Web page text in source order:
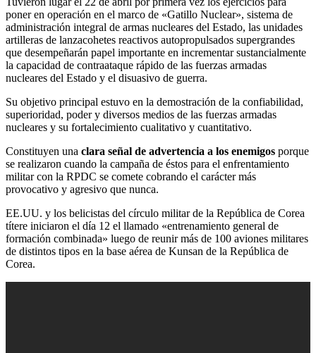
poner en operación en el marco de «Gatillo Nuclear», sistema de
administración integral de armas nucleares del Estado, las unidades
artilleras de lanzacohetes reactivos autopropulsados supergrandes
que desempeñarán papel importante en incrementar sustancialmente
la capacidad de contraataque rápido de las fuerzas armadas
nucleares del Estado y el disuasivo de guerra.
Su objetivo principal estuvo en la demostración de la confiabilidad,
superioridad, poder y diversos medios de las fuerzas armadas
nucleares y su fortalecimiento cualitativo y cuantitativo.
Constituyen una clara señal de advertencia a los enemigos porque
se realizaron cuando la campaña de éstos para el enfrentamiento
militar con la RPDC se comete cobrando el carácter más
provocativo y agresivo que nunca.
EE.UU. y los belicistas del círculo militar de la República de Corea
títere iniciaron el día 12 el llamado «entrenamiento general de
formación combinada» luego de reunir más de 100 aviones militares
de distintos tipos en la base aérea de Kunsan de la República de
Corea.